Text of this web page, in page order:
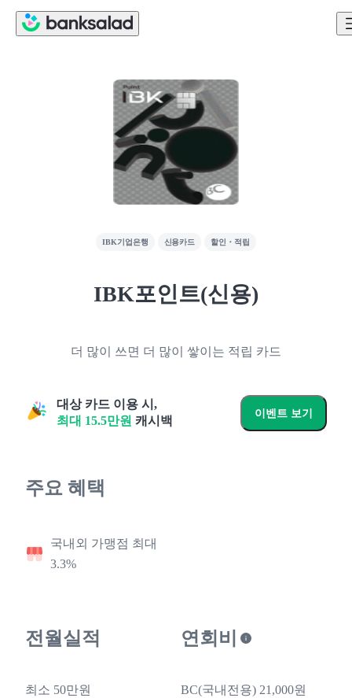
IBK기업은행 신용카드 할인・적립
IBK포인트(신용)
더 많이 쓰면 더 많이 쌓이는 적립 카드
대상 카드 이용 시,
최대 15.5만원 캐시백
이벤트 보기
주요 혜택
국내외 가맹점 최대
3.3%
전월실적
최소 50만원
연회비
BC(국내전용) 21,000원